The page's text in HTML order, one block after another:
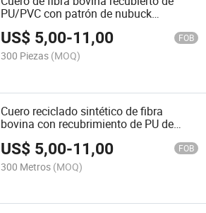
PU/PVC con patrón de nubuck
ecológico para tapicería de muebles de
sofá
US$ 5,00-11,00 FOB
300 Piezas (MOQ)
Cuero reciclado sintético de fibra
bovina con recubrimiento de PU de
de automóviles, muebles, sofás y
fundas de sillas
US$ 5,00-11,00 FOB
300 Metros (MOQ)